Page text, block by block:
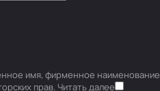
имя, фирменное наименование
прав. Читать далее